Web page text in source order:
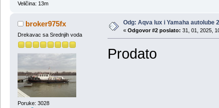
Veličina: 13m
broker975fx
Drekavac sa Srednjih voda
Poruke: 3028
Odg: Aqva lux i Yamaha autolube
« Odgovor #2 poslato: 31, 01, 2025,
Prodato